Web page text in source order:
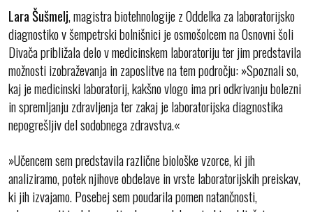
Lara Šušmelj, magistra biotehnologije z Oddelka za laboratorijsko
diagnostiko v šempetrski bolnišnici je osmošolcem na Osnovni šoli
Divača približala delo v medicinskem laboratoriju ter jim predstavila
možnosti izobraževanja in zaposlitve na tem področju: »Spoznali so,
kaj je medicinski laboratorij, kakšno vlogo ima pri odkrivanju bolezni
in spremljanju zdravljenja ter zakaj je laboratorijska diagnostika
nepogrešljiv del sodobnega zdravstva.«
»Učencem sem predstavila različne biološke vzorce, ki jih
analiziramo, potek njihove obdelave in vrste laboratorijskih preiskav,
ki jih izvajamo. Posebej sem poudarila pomen natančnosti,